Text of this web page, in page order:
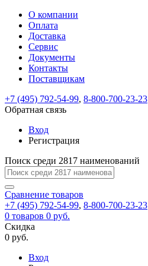
ВходРегистрация
Только
test@example.com
отправлена
по
ней
для
регистрации.
Ок
Только
Запомнить
меня
Забыли
Восстановление
пароля
Заполните
форму.
Мы
отправим
ссылку
на
указанный
электронный
адрес,
перейдя
по
которой
вы
новый
На
вашу
test@test.ru
отправлена
ссылка.
Перейдите
по
для
смены
пароля.
Введите
новый
пароль
Сменить
Пароль
успешно
Войти
Обратная
связь
Сообщение
пользовательского
соглашения
Ваше
сообщение
успешно
О компании
Оплата
Доставка
Сервис
Документы
Контакты
Поставщикам
+7 (495) 792-54-99, 8-800-700-23-23
Обратная связь
Вход
Регистрация
Поиск среди 2817 наименований
Сравнение товаров
+7 (495) 792-54-99, 8-800-700-23-23
0 товаров 0 руб.
Скидка
0 руб.
Вход